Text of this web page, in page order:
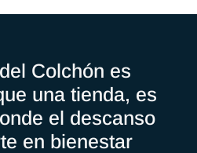
Colchón es
una tienda, es
el descanso
en bienestar